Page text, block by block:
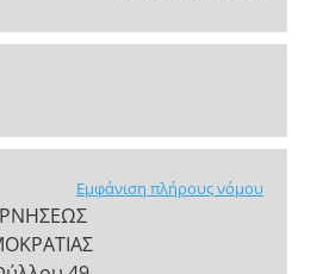
Εμφάνιση πλήρους νόμου